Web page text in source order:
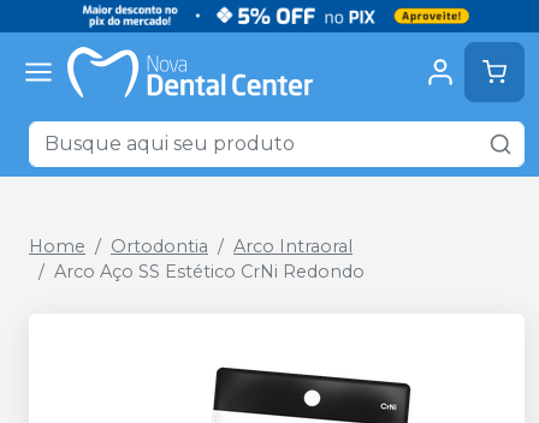
Home Ortodontia
Arco Intraoral
Arco Aço SS Estético CrNi Redondo